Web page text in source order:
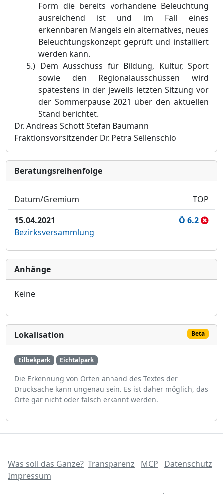
Form die bereits vorhandene Beleuchtung
ausreichend ist und im Fall eines
erkennbaren Mangels ein alternatives, neues
Beleuchtungskonzept geprüft und installiert
werden kann.
5.) Dem Ausschuss für Bildung, Kultur, Sport
sowie den Regionalausschüssen wird
spätestens in der jeweils letzten Sitzung vor
der Sommerpause 2021 über den aktuellen
Stand berichtet.
Dr. Andreas SchottStefan Baumann
Fraktionsvorsitzender Dr. Petra Sellenschlo
Bera­tungs­reihen­folge
Datum/Gremium
TOP
15.04.2021
Ö 6.2
Bezirksversammlung
Anhänge
Keine
Lokalisation Beta
Eilbekpark Eichtalpark
Die Erkennung von Orten anhand des Textes der
Drucksache kann ungenau sein. Es ist daher möglich, das
Orte gar nicht oder falsch erkannt werden.
Was soll das Ganze? Transparenz MCP
Datenschutz
Impressum